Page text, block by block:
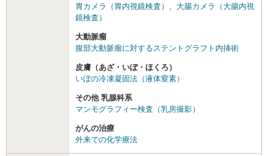
胃カメラ（胃内視鏡検査）
大腸カメラ（大腸内視
鏡検査）
大動脈瘤
腹部大動脈瘤に対するステントグラフト内挿術
皮膚（あざ・いぼ・ほくろ）
いぼの冷凍凝固法（液体窒素）
その他 乳腺科系
マンモグラフィー検査（乳房撮影）
がんの治療
外来での化学療法